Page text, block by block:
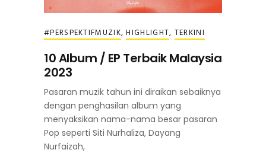
#PERSPEKTIFMUZIK,HIGHLIGHT, TERKINI
10 Album / EP Terbaik Malaysia
2023
Pasaran muzik tahun ini diraikan sebaiknya
dengan penghasilan album yang
menyaksikan nama-nama besar pasaran
Pop seperti Siti Nurhaliza, Dayang
Nurfaizah,